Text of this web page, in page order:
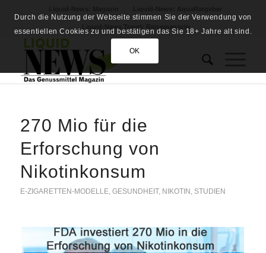
270 Mio für die
Erforschung von
Nikotinkonsum
E-ZIGARETTEN-MODELLE, GESUNDHEIT, NIKOTIN , STUDIEN
Durch die Nutzung der Webseite stimmen Sie der Verwendung von
essentiellen Cookies zu und bestätigen das Sie 18+ Jahre alt sind.
OK